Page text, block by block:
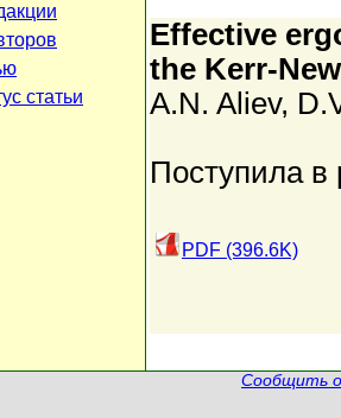
статьи
Effective
the Kerr-
A.N. Aliev,
Поступила в
PDF (396.6K)
Сообщить о